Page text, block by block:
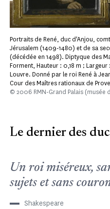
Portraits de René, duc d'Anjou,
Jérusalem (1409-1480) et de sa
(décédée en 1498). Diptyque des
Forment, Hauteur : 0,18 m ;
Louvre. Donné par le roi René à
Cour des Maîtres rationaux de
© 2006 RMN-Grand Palais (musée
Le dernier des
Un roi miséreux,
sujets et sans
Shakespeare